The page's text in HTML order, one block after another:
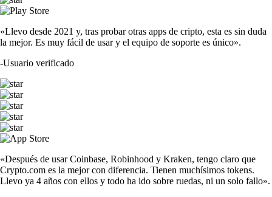
«Llevo desde 2021 y, tras probar otras apps de cripto, esta es sin duda
la mejor. Es muy fácil de usar y el equipo de soporte es único».
-Usuario verificado
«Después de usar Coinbase, Robinhood y Kraken, tengo claro que
Crypto.com es la mejor con diferencia. Tienen muchísimos tokens.
Llevo ya 4 años con ellos y todo ha ido sobre ruedas, ni un solo fallo».